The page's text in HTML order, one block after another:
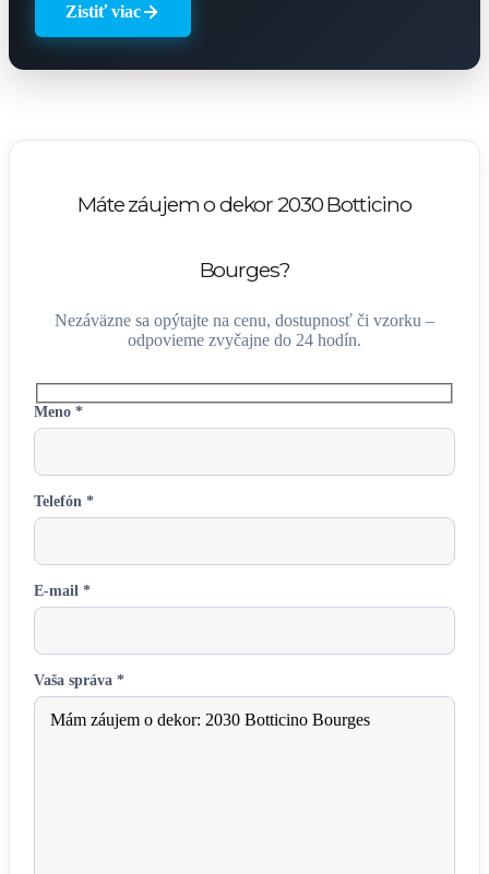
Zistiť viac
Máte záujem o dekor 2030 Botticino
Bourges?
Nezáväzne sa opýtajte na cenu, dostupnosť či vzorku –
odpovieme zvyčajne do 24 hodín.
Meno *
Telefón *
E-mail *
Vaša správa *